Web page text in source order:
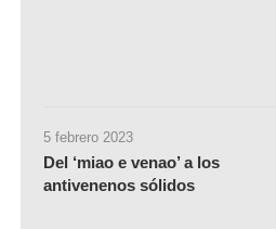
5 febrero 2023
Del ‘miao e venao’ a los
antivenenos sólidos